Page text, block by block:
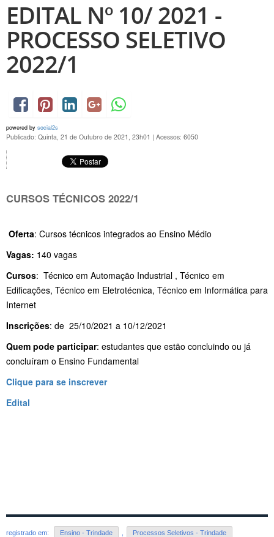
EDITAL Nº 10/ 2021 -
PROCESSO SELETIVO
2022/1
powered by social2s
Publicado: Quinta, 21 de Outubro de 2021, 23h01 | Acessos: 6050
CURSOS TÉCNICOS 2022/1
Oferta: Cursos técnicos integrados ao Ensino Médio
Vagas: 140 vagas
Cursos: Técnico em Automação Industrial , Técnico em
Edificações, Técnico em Eletrotécnica, Técnico em Informática para
Internet
Inscrições: de 25/10/2021 a 10/12/2021
Quem pode participar: estudantes que estão concluindo ou já
concluíram o Ensino Fundamental
Clique para se inscrever
Edital
registrado em: Ensino - Trindade Processos Seletivos - Trindade